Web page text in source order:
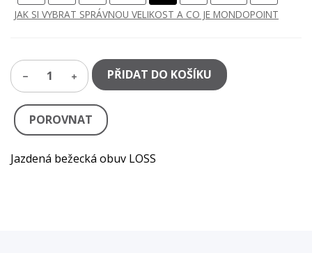
JAK SI VYBRAT SPRÁVNOU VELIKOST A CO JE MONDOPOINT
1 PŘIDAT DO KOŠÍKU
POROVNAT
Jazdená bežecká obuv LOSS